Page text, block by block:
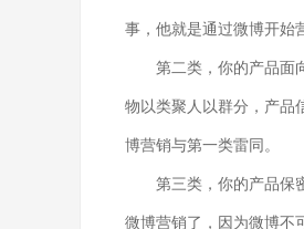
事，他就是通过微博开始
第二类，你的产品面
物以类聚人以群分，产品
博营销与第一类雷同。
第三类，你的产品保
微博营销了，因为微博不